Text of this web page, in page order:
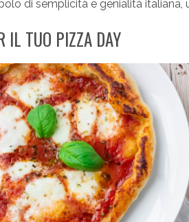
di semplicità e genialità
IL TUO PIZZA DAY